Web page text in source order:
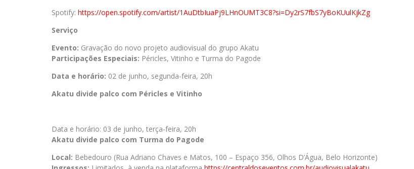
Spotify: https://open.spotify.com/artist/1AuDtbIuaPj9LHnOUMT3C8?si=Dy2rS7fbS7yBoKUulKjkZg
Serviço
Evento: Gravação do novo projeto audiovisual do grupo Akatu
Participações Especiais: Péricles, Vitinho e Turma do Pagode
Data e horário: 02 de junho, segunda-feira, 20h
Akatu divide palco com Péricles e Vitinho
Data e horário: 03 de junho, terça-feira, 20h
Akatu divide palco com Turma do Pagode
Local: Bebedouro (Rua Adriano Chaves e Matos, 100 – Espaço 356, Olhos D’Água, Belo Horizonte)